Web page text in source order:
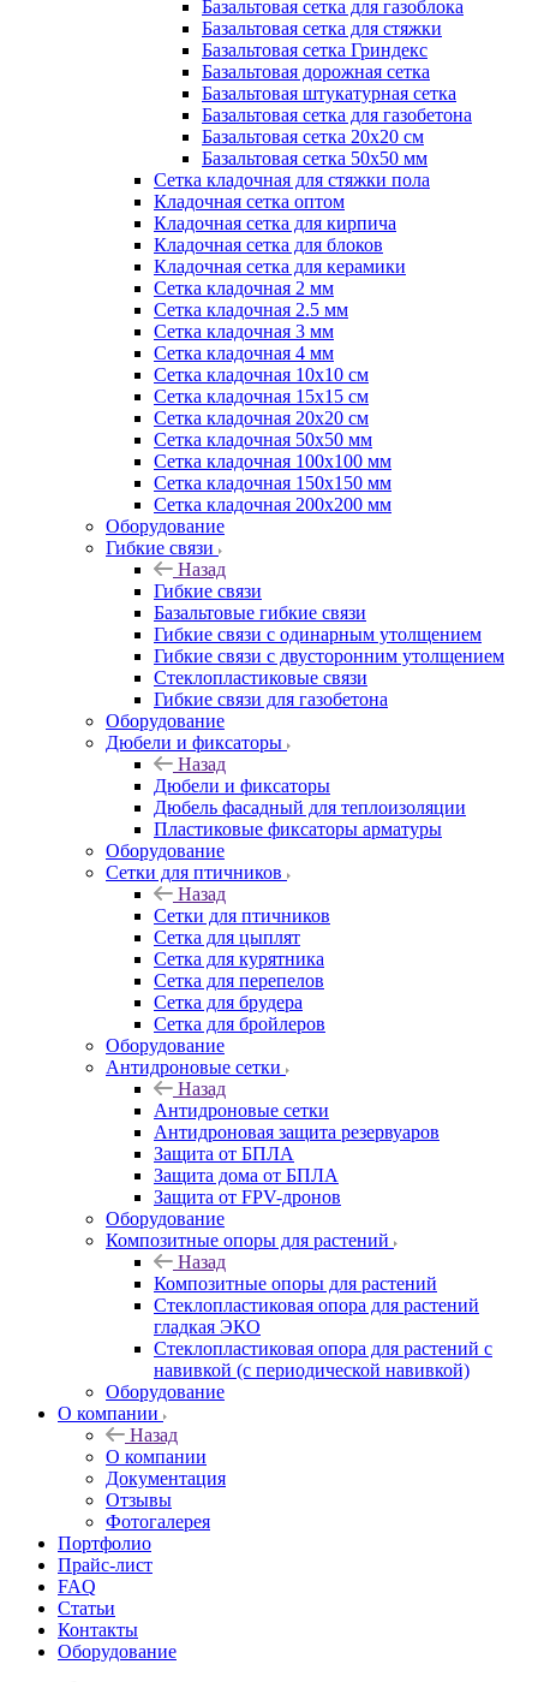
Базальтовая сетка для газоблока
Базальтовая сетка для стяжки
Базальтовая сетка Гриндекс
Базальтовая дорожная сетка
Базальтовая штукатурная сетка
Базальтовая сетка для газобетона
Базальтовая сетка 20x20 см
Базальтовая сетка 50x50 мм
Сетка кладочная для стяжки пола
Кладочная сетка оптом
Кладочная сетка для кирпича
Кладочная сетка для блоков
Кладочная сетка для керамики
Сетка кладочная 2 мм
Сетка кладочная 2.5 мм
Сетка кладочная 3 мм
Сетка кладочная 4 мм
Сетка кладочная 10x10 см
Сетка кладочная 15x15 см
Сетка кладочная 20x20 см
Сетка кладочная 50x50 мм
Сетка кладочная 100x100 мм
Сетка кладочная 150x150 мм
Сетка кладочная 200x200 мм
Оборудование
Гибкие связи
Назад
Гибкие связи
Базальтовые гибкие связи
Гибкие связи с одинарным утолщением
Гибкие связи с двусторонним утолщением
Стеклопластиковые связи
Гибкие связи для газобетона
Оборудование
Дюбели и фиксаторы
Назад
Дюбели и фиксаторы
Дюбель фасадный для теплоизоляции
Пластиковые фиксаторы арматуры
Оборудование
Сетки для птичников
Назад
Сетки для птичников
Сетка для цыплят
Сетка для курятника
Сетка для перепелов
Сетка для брудера
Сетка для бройлеров
Оборудование
Антидроновые сетки
Назад
Антидроновые сетки
Антидроновая защита резервуаров
Защита от БПЛА
Защита дома от БПЛА
Защита от FPV-дронов
Оборудование
Композитные опоры для растений
Назад
Композитные опоры для растений
Стеклопластиковая опора для растений
гладкая ЭКО
Стеклопластиковая опора для растений с
навивкой (с периодической навивкой)
Оборудование
О компании
Назад
О компании
Документация
Отзывы
Фотогалерея
Портфолио
Прайс-лист
FAQ
Статьи
Контакты
Оборудование